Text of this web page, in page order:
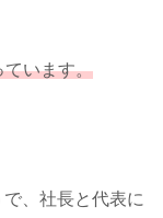
ています。
、社長と代表に